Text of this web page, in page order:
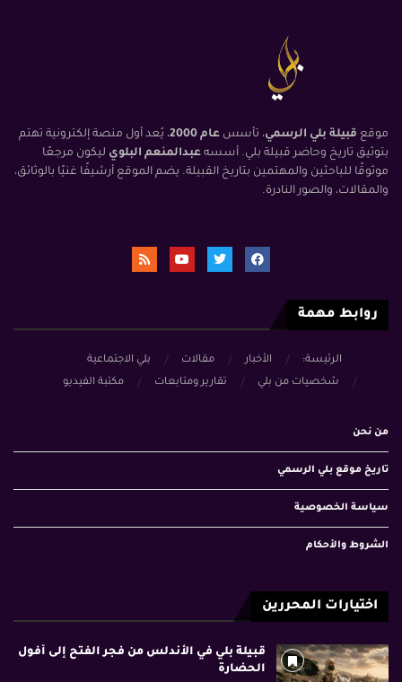
موقع قبيلة بلي الرسمي، تأسس عام 2000
، يُعد أول منصة إلكترونية تهتم
بتوثيق تاريخ وحاضر قبيلة بلي. أسسه عبدالمنعم البلوي ليكون مرجعًا
موثوقًا للباحثين والمهتمين بتاريخ القبيلة. يضم الموقع أرشيفًا غنيًا بالوثائق،
والمقالات، والصور النادرة.
روابط مهمة
الرئيسة: الأخبار مقالات
بلي الاجتماعية
شخصيات من بلي
تقارير ومتابعات مكتبة الفيديو
من نحن
تاريخ موقع بلي الرسمي
سياسة الخصوصية
الشروط والأحكام
اختيارات المحررين
قبيلة بلي في الأندلس من فجر الفتح إلى أفول
الحضارة